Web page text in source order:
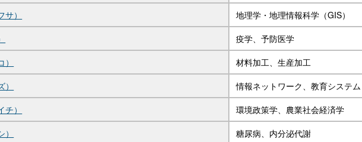
）
地理学・地理情報科学（GIS）
疫学、予防医学
材料加工、生産加工
情報ネットワーク、教育システム
）
環境政策学、農業社会経済学
糖尿病、内分泌代謝